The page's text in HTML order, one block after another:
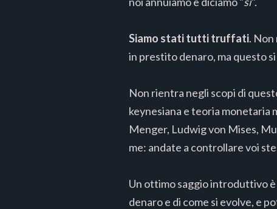
Siamo stati tutti truffati.
in prestito denaro, ma questo
Non rientra negli scopi di
keynesiana e teoria monetaria
Menger, Ludwig von Mises,
me: andate a controllare voi
Un ottimo saggio introduttivo è
denaro e di come si evolve, e